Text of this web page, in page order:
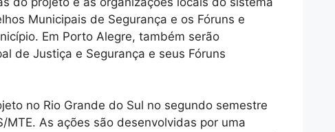
Municipais de Segurança e os Fóruns e
Em Porto Alegre, também serão
de Justiça e Segurança e seus Fóruns
no Rio Grande do Sul no segundo semestre
As ações são desenvolvidas por uma